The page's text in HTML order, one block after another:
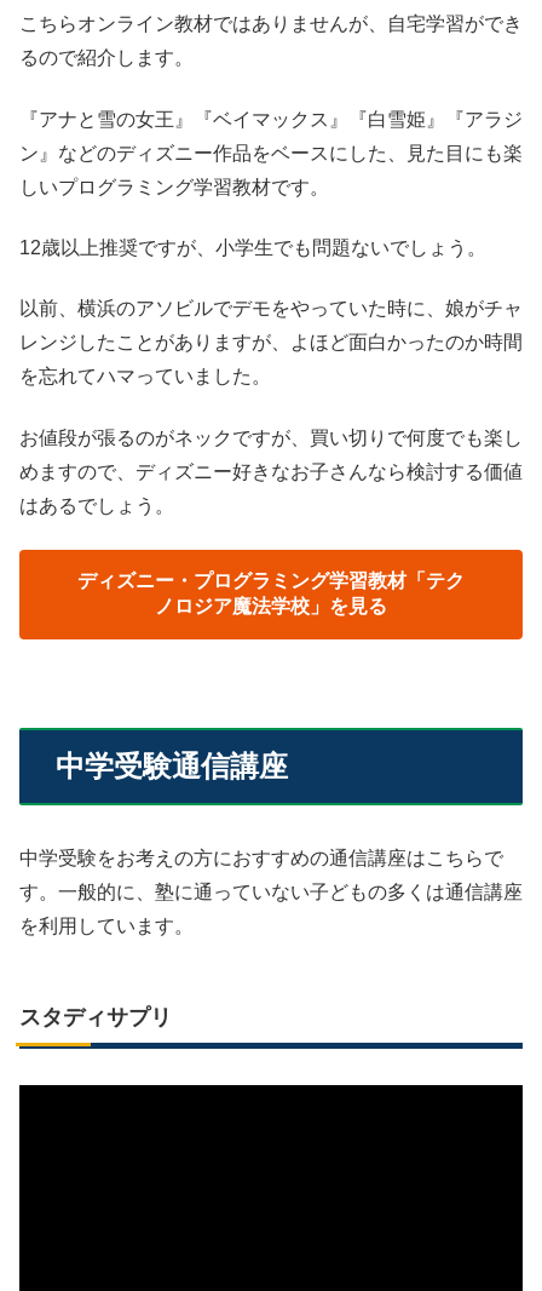
こちらオンライン教材ではありませんが、自宅学習ができ
るので紹介します。
『アナと雪の女王』『ベイマックス』『白雪姫』『アラジ
ン』などのディズニー作品をベースにした、見た目にも楽
しいプログラミング学習教材です。
12歳以上推奨ですが、小学生でも問題ないでしょう。
以前、横浜のアソビルでデモをやっていた時に、娘がチャ
レンジしたことがありますが、よほど面白かったのか時間
を忘れてハマっていました。
お値段が張るのがネックですが、買い切りで何度でも楽し
めますので、ディズニー好きなお子さんなら検討する価値
はあるでしょう。
ディズニー・プログラミング学習教材「テク
ノロジア魔法学校」を見る
中学受験通信講座
中学受験をお考えの方におすすめの通信講座はこちらで
す。一般的に、塾に通っていない子どもの多くは通信講座
を利用しています。
スタディサプリ